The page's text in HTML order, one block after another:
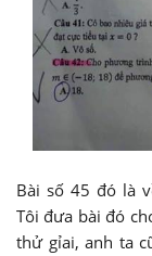
Bài số 45 đó là
Tôi đưa bài đó
thử gỉai, anh ta